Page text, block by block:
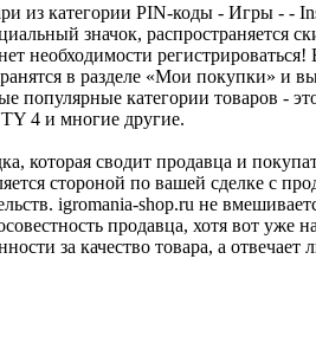
из категории PIN-коды - Игры - -
значок, распространяется
необходимости
в разделе «Мои покупки»
популярные категории товаров
4 и многие другие.
которая сводит продавца и
стороной по вашей сделке с
igromania-shop.ru не
продавца, хотя вот
за качество товара, а